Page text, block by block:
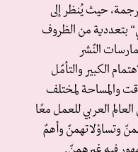
حيث يُنظر إلى
بتعددية من الظروف
النّشر
الكبير والتأمّل
والمساحة لمختلف
العربي للعمل معًا
وتساؤلاتهمنّ وأهمّ